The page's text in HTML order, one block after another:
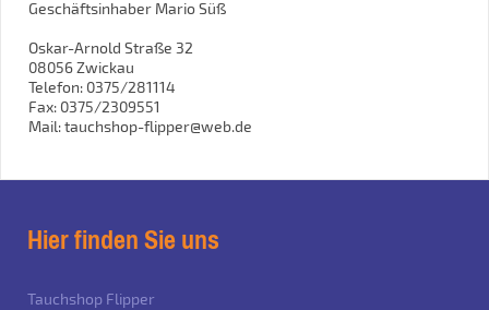
Geschäftsinhaber Mario Süß
Oskar-Arnold Straße 32
08056 Zwickau
Telefon: 0375/281114
Fax: 0375/2309551
Mail: tauchshop-flipper@web.de
Hier finden Sie uns
Tauchshop Flipper